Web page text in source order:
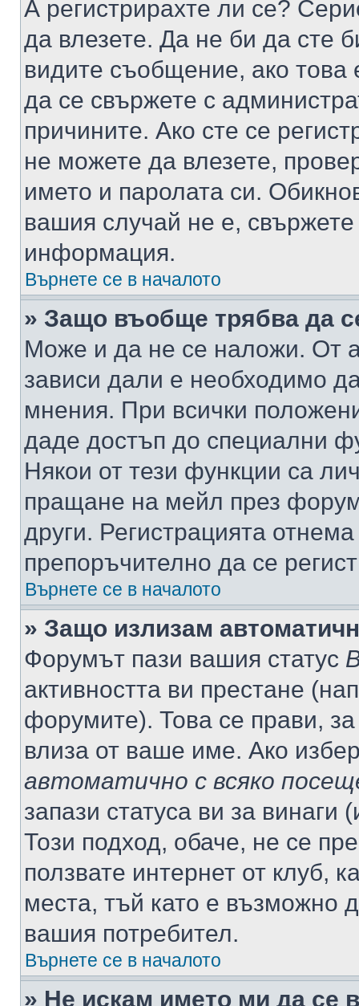
А регистрирахте ли се?
да влезете. Да не би да сте
видите съобщение, ако това
да се свържете с
причините. Ако сте се
не можете да влезете,
името и паролата си.
вашия случай не е,
информация.
Върнете се в началото
» Защо въобще трябва да
Може и да не се наложи. От
зависи дали е необходимо
мнения. При всички
даде достъп до специални
Някои от тези функции са
пращане на мейл през
други. Регистрацията
препоръчително да се
Върнете се в началото
» Защо излизам
Форумът пази вашия статус
активността ви престане
форумите). Това се прави,
влиза от ваше име. Ако
автоматично с всяко
запази статуса ви за винаги
Този подход, обаче, не се
ползвате интернет от клуб,
места, тъй като е възможно
вашия потребител.
Върнете се в началото
» Не искам името ми да се